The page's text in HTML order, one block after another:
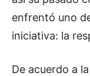
enfrentó uno
iniciativa: la
De acuerdo a